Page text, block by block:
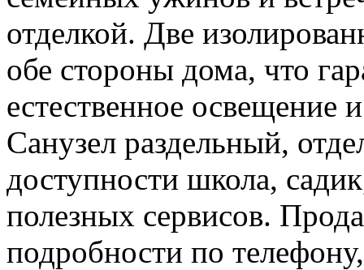
отделкой. Две
обе стороны дома, что
естественное освещение
Санузел раздельный,
доступности школа,
полезных сервисов.
подробности по